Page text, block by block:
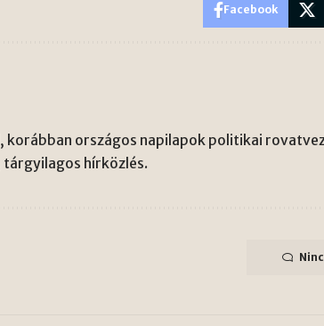
Facebook
országos napilapok politikai
hírközlés.